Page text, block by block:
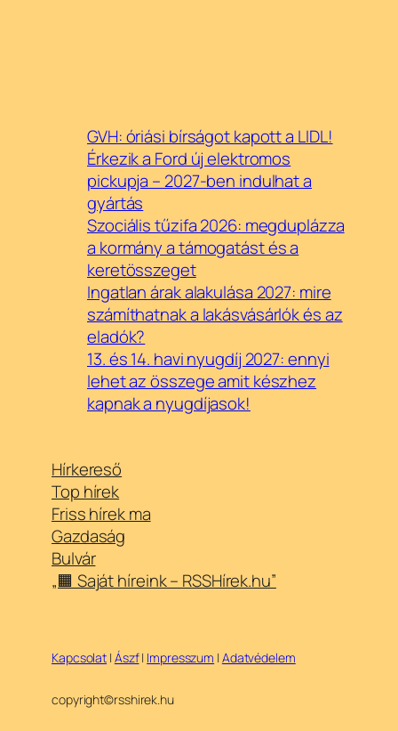
GVH: óriási bírságot kapott a LIDL!
Érkezik a Ford új elektromos
pickupja – 2027-ben indulhat a
gyártás
Szociális tűzifa 2026: megduplázza
a kormány a támogatást és a
keretösszeget
Ingatlan árak alakulása 2027: mire
számíthatnak a lakásvásárlók és az
eladók?
13. és 14. havi nyugdíj 2027: ennyi
lehet az összege amit készhez
kapnak a nyugdíjasok!
Hírkereső
Top hírek
Friss hírek ma
Gazdaság
Bulvár
„🟧 Saját híreink – RSSHírek.hu”
Kapcsolat | Ászf| Impresszum | Adatvédelem
copyright©rsshirek.hu